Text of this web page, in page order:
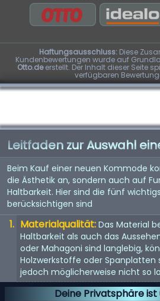
Deine Privatsphäre
Haftungsausschluss:Diese
Kundenbewertungen wurde auf
Otto.deerstellt. Der Inhalt dieser Seite
verfügbaren
Leitfaden zur Auswahl
Beim Kauf einer neuen Kommode
die Ästhetik an, sondern auch auf
Haltbarkeit. Hier sind die fünf
berücksichtigen sind
Materialqualität: Das Material
Haltbarkeit als auch das
oder Mahagoni sind langlebig,
Holzwerkstoffe oder Spanplatten
jedoch möglicherweise nicht so
Größe und Stauraum: